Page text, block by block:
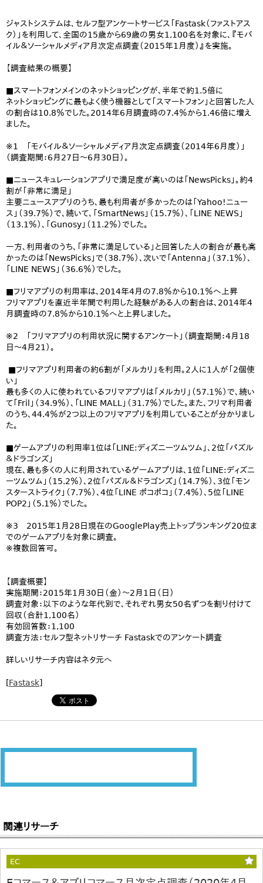
ジャストシステムは、セルフ型アンケートサービス「Fastask（ファストアス
ク）」を利用して、全国の15歳から69歳の男女1,100名を対象に、『モバ
イル＆ソーシャルメディア月次定点調査（2015年1月度）』を実施。
【調査結果の概要】
■スマートフォンメインのネットショッピングが、半年で約1.5倍に
ネットショッピングに最もよく使う機器として「スマートフォン」と回答した人
の割合は10.8％でした。2014年6月調査時の7.4％から1.46倍に増え
ました。
※1 「モバイル＆ソーシャルメディア月次定点調査（2014年6月度）」
（調査期間：6月27日～6月30日）。
■ニュースキュレーションアプリで満足度が高いのは「NewsPicks」。約4
割が「非常に満足」
主要ニュースアプリのうち、最も利用者が多かったのは「Yahoo!ニュー
ス」（39.7％）で、続いて、「SmartNews」（15.7％）、「LINE NEWS」
（13.1％）、「Gunosy」（11.2％）でした。
一方、利用者のうち、「非常に満足している」と回答した人の割合が最も高
かったのは「NewsPicks」で（38.7％）、次いで「Antenna」（37.1％）、
「LINE NEWS」（36.6％）でした。
■フリマアプリの利用率は、2014年4月の7.8％から10.1％へ上昇
フリマアプリを直近半年間で利用した経験がある人の割合は、2014年4
月調査時の7.8％から10.1％へと上昇しました。
※2 「フリマアプリの利用状況に関するアンケート」（調査期間：4月18
日～4月21）。
■フリマアプリ利用者の約6割が「メルカリ」を利用。2人に1人が「2個使
い」
最も多くの人に使われているフリマアプリは「メルカリ」（57.1％）で、続い
て「Fril」（34.9％）、「LINE MALL」（31.7％）でした。また、フリマ利用者
のうち、44.4％が2つ以上のフリマアプリを利用していることが分かりまし
た。
■ゲームアプリの利用率1位は「LINE:ディズニーツムツム」、2位「パズル
＆ドラゴンズ」
現在、最も多くの人に利用されているゲームアプリは、1位「LINE:ディズニ
ーツムツム」（15.2％）、2位「パズル＆ドラゴンズ」（14.7％）、3位「モン
スターストライク」（7.7％）、4位「LINE ポコポコ」（7.4％）、5位「LINE
POP2」（5.1％）でした。
※3 2015年1月28日現在のGooglePlay売上トップランキング20位ま
でのゲームアプリを対象に調査。
※複数回答可。
【調査概要】
実施期間：2015年1月30日（金）～2月1日（日）
調査対象：以下のような年代別で、それぞれ男女50名ずつを割り付けて
回収（合計1,100名）
有効回答数：1,100
調査方法：セルフ型ネットリサーチ Fastaskでのアンケート調査
詳しいリサーチ内容はネタ元へ
[Fastask]
関連リサーチ
EC